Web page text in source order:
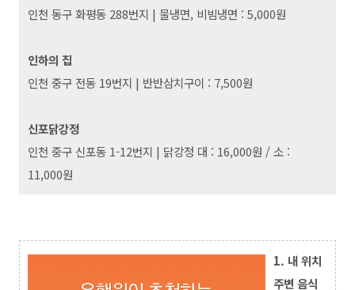
인천 동구 화평동 288번지 | 물냉면, 비빔냉면 : 5,000원
인하의 집
인천 중구 전동 19번지 | 반반삼치구이 : 7,500원
신포닭강정
인천 중구 신포동 1-12번지 | 닭강정 대 : 16,000원 / 소 :
11,000원
1. 내 위치
주변 음식